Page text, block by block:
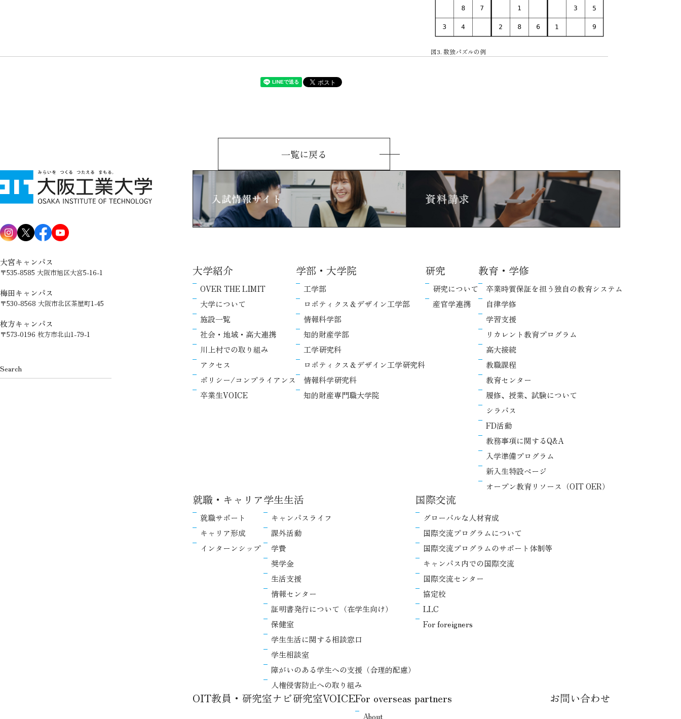
図3. 数独パズルの例
一覧に戻る
大宮キャンパス
〒535-8585 大阪市旭区大宮5-16-1
梅田キャンパス
〒530-8568 大阪市北区茶屋町1-45
枚方キャンパス
〒573-0196 枚方市北山1-79-1
大学紹介
OVER THE LIMIT
大学について
施設一覧
社会・地域・高大連携
川上村での取り組み
アクセス
ポリシー/コンプライアンス
卒業生VOICE
学部・大学院
工学部
ロボティクス＆デザイン工学部
情報科学部
知的財産学部
工学研究科
ロボティクス＆デザイン工学研究科
情報科学研究科
知的財産専門職大学院
研究
研究について
産官学連携
教育・学修
卒業時質保証を担う独自の教育システム
自律学修
学習支援
リカレント教育プログラム
高大接続
教職課程
教育センター
履修、授業、試験について
シラバス
FD活動
教務事項に関するQ&A
入学準備プログラム
新入生特設ページ
オープン教育リソース（OIT OER）
就職・キャリア
就職サポート
キャリア形成
インターンシップ
学生生活
キャンパスライフ
課外活動
学費
奨学金
生活支援
情報センター
証明書発行について（在学生向け）
保健室
学生生活に関する相談窓口
学生相談室
障がいのある学生への支援（合理的配慮）
人権侵害防止への取り組み
国際交流
グローバルな人材育成
国際交流プログラムについて
国際交流プログラムのサポート体制等
キャンパス内での国際交流
国際交流センター
協定校
LLC
For foreigners
OIT教員・研究室ナビ研究室VOICEFor overseas partners
About
お問い合わせ